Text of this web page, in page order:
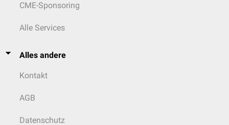
CME-Sponsoring
Alle Services
Alles andere
Kontakt
AGB
Datenschutz